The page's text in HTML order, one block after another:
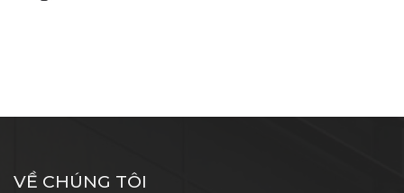
VỀ CHÚNG TÔI